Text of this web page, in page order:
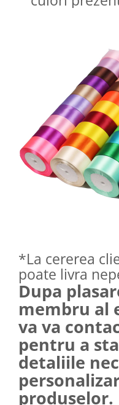
*La cererea
poate livra
Dupa
membru al
va va
pentru a
detaliile
produselor.